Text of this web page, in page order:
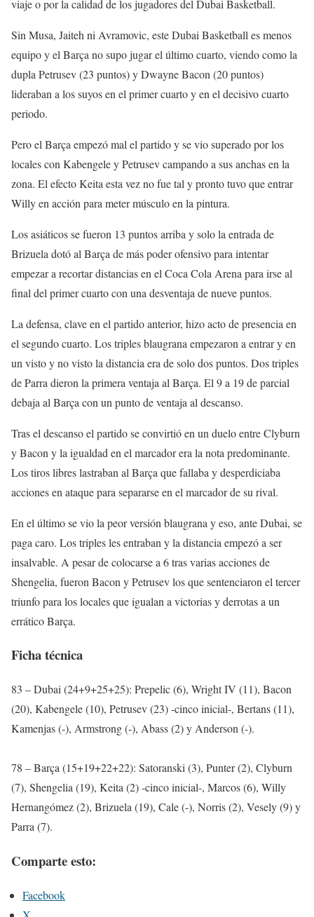
viaje o por la calidad de los jugadores del Dubai Basketball.
Sin Musa, Jaiteh ni Avramovic, este Dubai Basketball es menos
equipo y el Barça no supo jugar el último cuarto, viendo como la
dupla Petrusev (23 puntos) y Dwayne Bacon (20 puntos)
lideraban a los suyos en el primer cuarto y en el decisivo cuarto
periodo.
Pero el Barça empezó mal el partido y se vio superado por los
locales con Kabengele y Petrusev campando a sus anchas en la
zona. El efecto Keita esta vez no fue tal y pronto tuvo que entrar
Willy en acción para meter músculo en la pintura.
Los asiáticos se fueron 13 puntos arriba y solo la entrada de
Brizuela dotó al Barça de más poder ofensivo para intentar
empezar a recortar distancias en el Coca Cola Arena para irse al
final del primer cuarto con una desventaja de nueve puntos.
La defensa, clave en el partido anterior, hizo acto de presencia en
el segundo cuarto. Los triples blaugrana empezaron a entrar y en
un visto y no visto la distancia era de solo dos puntos. Dos triples
de Parra dieron la primera ventaja al Barça. El 9 a 19 de parcial
debaja al Barça con un punto de ventaja al descanso.
Tras el descanso el partido se convirtió en un duelo entre Clyburn
y Bacon y la igualdad en el marcador era la nota predominante.
Los tiros libres lastraban al Barça que fallaba y desperdiciaba
acciones en ataque para separarse en el marcador de su rival.
En el último se vio la peor versión blaugrana y eso, ante Dubai, se
paga caro. Los triples les entraban y la distancia empezó a ser
insalvable. A pesar de colocarse a 6 tras varias acciones de
Shengelia, fueron Bacon y Petrusev los que sentenciaron el tercer
triunfo para los locales que igualan a victorias y derrotas a un
errático Barça.
Ficha técnica
83 – Dubai (24+9+25+25): Prepelic (6), Wright IV (11), Bacon
(20), Kabengele (10), Petrusev (23) -cinco inicial-, Bertans (11),
Kamenjas (-), Armstrong (-), Abass (2) y Anderson (-).
78 – Barça (15+19+22+22): Satoranski (3), Punter (2), Clyburn
(7), Shengelia (19), Keita (2) -cinco inicial-, Marcos (6), Willy
Hernangómez (2), Brizuela (19), Cale (-), Norris (2), Vesely (9) y
Parra (7).
Comparte esto:
Facebook